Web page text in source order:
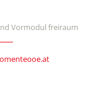
Vormodul freiraum